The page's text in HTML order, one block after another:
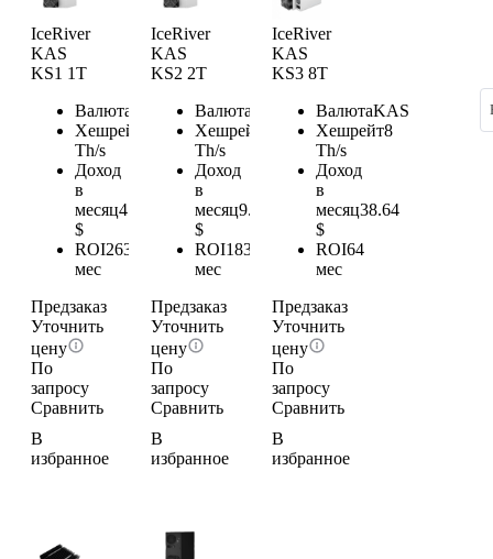
IceRiver
KAS
KS1 1T
Валюта
Хешрейт
Th/s
Доход
в
месяц4.83
$
ROI263
мес
Предзаказ
Уточнить
цену
По
запросу
Сравнить
В
избранное
IceRiver
KAS
KS2 2T
Валюта
Хешрейт
Th/s
Доход
в
месяц9.66
$
ROI183
мес
Предзаказ
Уточнить
цену
По
запросу
Сравнить
В
избранное
IceRiver
KAS
KS3 8T
ВалютаKAS
Хешрейт8
Th/s
Доход
в
месяц38.64
$
ROI64
мес
Предзаказ
Уточнить
цену
По
запросу
Сравнить
В
избранное